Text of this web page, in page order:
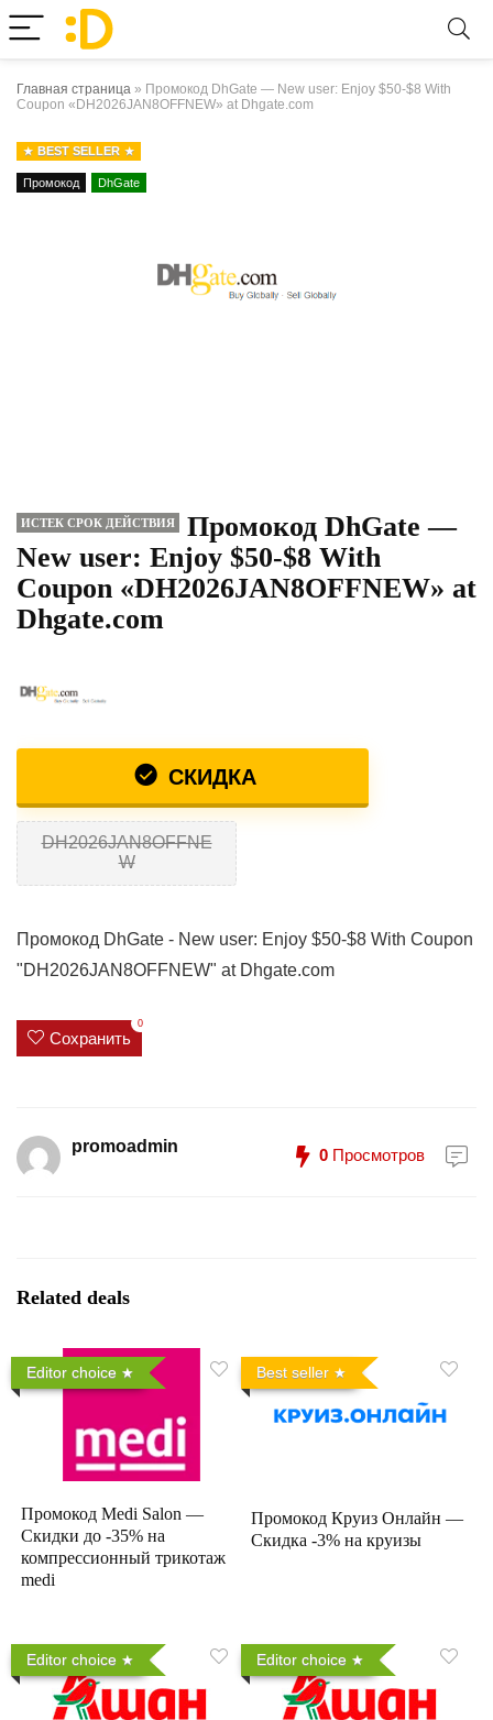
Главная страница » Промокод DhGate — New user: Enjoy $50-$8 With
Coupon «DH2026JAN8OFFNEW» at Dhgate.com
BEST SELLER
Промокод DhGate
ИСТЕК СРОК ДЕЙСТВИЯ
Промокод DhGate —
New user: Enjoy $50-$8 With
Coupon «DH2026JAN8OFFNEW» at
Dhgate.com
СКИДКА
DH2026JAN8OFFNE
W
Промокод DhGate - New user: Enjoy $50-$8 With Coupon
"DH2026JAN8OFFNEW" at Dhgate.com
Сохранить
0
promoadmin 0 Просмотров
Related deals
Editor choice
Промокод Medi Salon —
Скидки до -35% на
компрессионный трикотаж
medi
Best seller
Промокод Круиз Онлайн —
Скидка -3% на круизы
Editor choice Editor choice